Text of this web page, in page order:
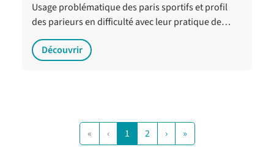
Usage problématique des paris sportifs et profil
des parieurs en difficulté avec leur pratique de…
Découvrir
« ‹ 1 2 › »